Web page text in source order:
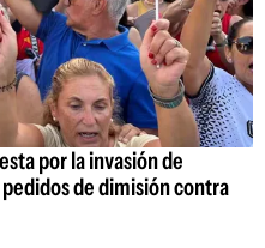
por la invasión de
de dimisión contra